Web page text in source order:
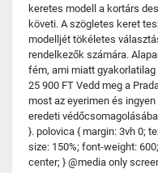
keretes modell a kortárs
követi. A szögletes keret
modelljét tökéletes
rendelkezők számára.
fém, ami miatt
25 900 FT Vedd meg a
most az eyerimen és
eredeti
}. polovica { margin: 3vh 0;
size: 150%; font-weight:
center; } @media only